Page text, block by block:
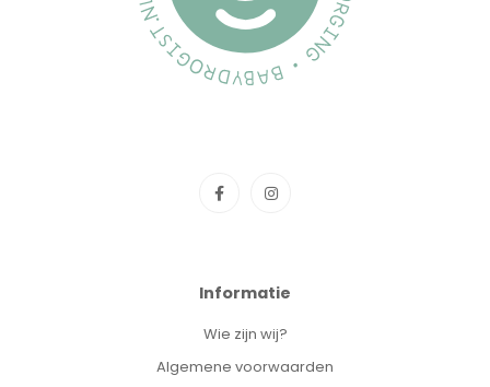
Informatie
Wie zijn wij?
Algemene voorwaarden